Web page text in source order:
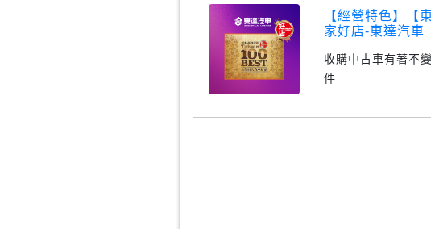
【經營特色】【
家好店-東達汽車
收購中古車有著不
件